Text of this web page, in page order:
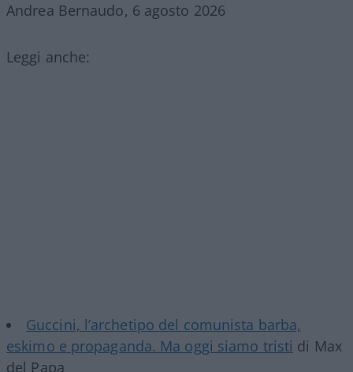
Andrea Bernaudo, 6 agosto 2026
Leggi anche:
Guccini, l’archetipo del comunista barba,
eskimo e propaganda. Ma oggi siamo tristi di Max
del Papa